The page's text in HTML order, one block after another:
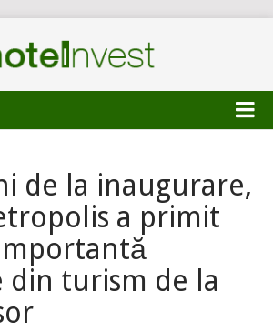
de la inaugurare,
a primit
din turism de la